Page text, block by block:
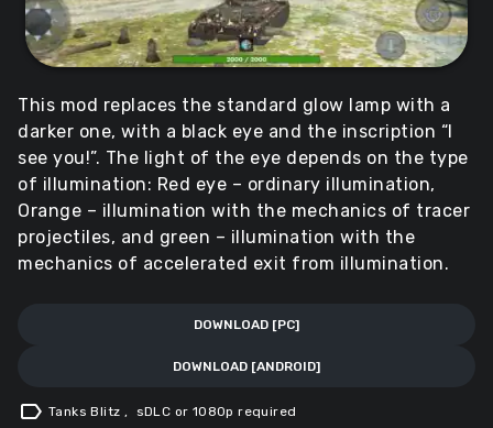
This mod replaces the standard glow lamp with a
darker one, with a black eye and the inscription “I
see you!”. The light of the eye depends on the type
of illumination: Red eye – ordinary illumination,
Orange – illumination with the mechanics of tracer
projectiles, and green – illumination with the
mechanics of accelerated exit from illumination.
DOWNLOAD [PC]
DOWNLOAD [ANDROID]
label Tanks Blitz , sDLC or 1080p required